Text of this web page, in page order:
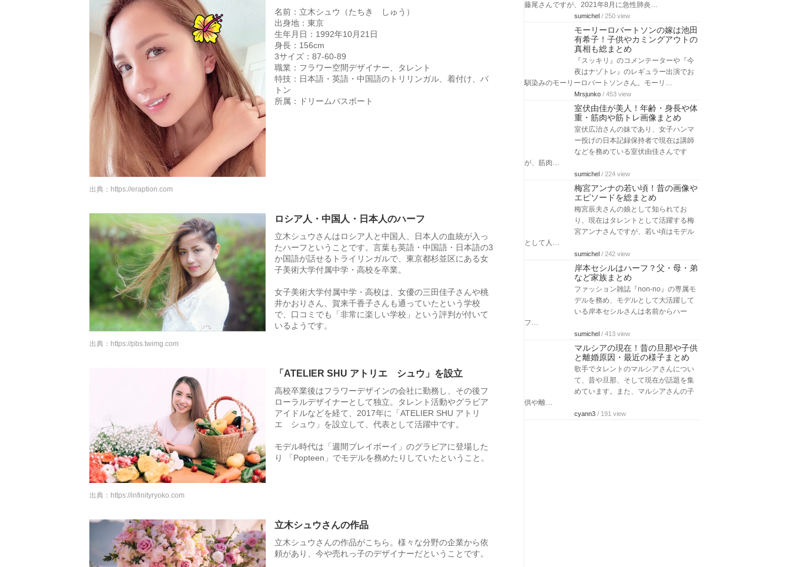
名前：立木シュウ（たちき しゅう）
出身地：東京
生年月日：1992年10月21日
身長：156cm
3サイズ：87-60-89
職業：フラワー空間デザイナー、タレント
特技：日本語・英語・中国語のトリリンガル、着付け、バ
トン
所属：ドリームパスポート
出典： https://eraption.com
ロシア人・中国人・日本人のハーフ
立木シュウさんはロシア人と中国人、日本人の血統が入っ
たハーフということです。言葉も英語・中国語・日本語の3
か国語が話せるトライリンガルで、東京都杉並区にある女
子美術大学付属中学・高校を卒業。
女子美術大学付属中学・高校は、女優の三田佳子さんや桃
井かおりさん、賀来千香子さんも通っていたという学校
で、口コミでも「非常に楽しい学校」という評判が付いて
いるようです。
出典： https://pbs.twimg.com
「ATELIER SHU アトリエ シュウ」を設立
高校卒業後はフラワーデザインの会社に勤務し、その後フ
ローラルデザイナーとして独立。タレント活動やグラビア
アイドルなどを経て、2017年に「ATELIER SHU アトリ
エ シュウ」を設立して、代表として活躍中です。
モデル時代は「週間プレイボーイ」のグラビアに登場した
り 「Popteen」でモデルを務めたりしていたということ。
出典： https://infinityryoko.com
立木シュウさんの作品
立木シュウさんの作品がこちら。様々な分野の企業から依
頼があり、今や売れっ子のデザイナーだということです。
藤尾さんですが、2021年8月に急性肺炎…
sumichel / 250 view
モーリーロバートソンの嫁は池田
有希子！子供やカミングアウトの
真相も総まとめ
『スッキリ』のコメンテーターや『今
夜はナゾトレ』のレギュラー出演でお
馴染みのモーリーロバートソンさん。モーリ…
Mrsjunko / 453 view
室伏由佳が美人！年齢・身長や体
重・筋肉や筋トレ画像まとめ
室伏広治さんの妹であり、女子ハンマ
ー投げの日本記録保持者で現在は講師
などを務めている室伏由佳さんです
が、筋肉…
sumichel / 224 view
梅宮アンナの若い頃！昔の画像や
エピソードを総まとめ
梅宮辰夫さんの娘として知られてお
り、現在はタレントとして活躍する梅
宮アンナさんですが、若い頃はモデル
として人…
sumichel / 242 view
岸本セシルはハーフ？父・母・弟
など家族まとめ
ファッション雑誌『non-no』の専属モ
デルを務め、モデルとして大活躍して
いる岸本セシルさんは名前からハー
フ…
sumichel / 413 view
マルシアの現在！昔の旦那や子供
と離婚原因・最近の様子まとめ
歌手でタレントのマルシアさんについ
て、昔や旦那、そして現在が話題を集
めています。また、マルシアさんの子
供や離…
cyann3 / 191 view